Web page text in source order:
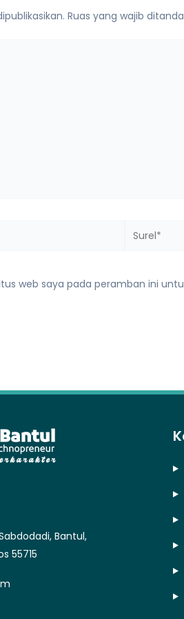
Ruas yang wajib
Surel*
web saya pada peramban ini
Bantul,
55715